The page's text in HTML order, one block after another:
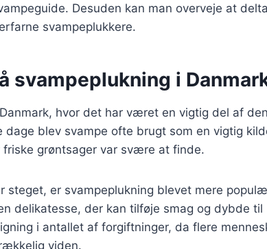
Desuden kan man overveje at
svampeplukkere.
svampeplukning i
hvor det har været en vigtig del af den
blev svampe ofte brugt som en vigtig
grøntsager var svære at finde.
steget, er svampeplukning blevet mere
delikatesse, der kan tilføje smag og dybde til
i antallet af forgiftninger, da flere
viden.